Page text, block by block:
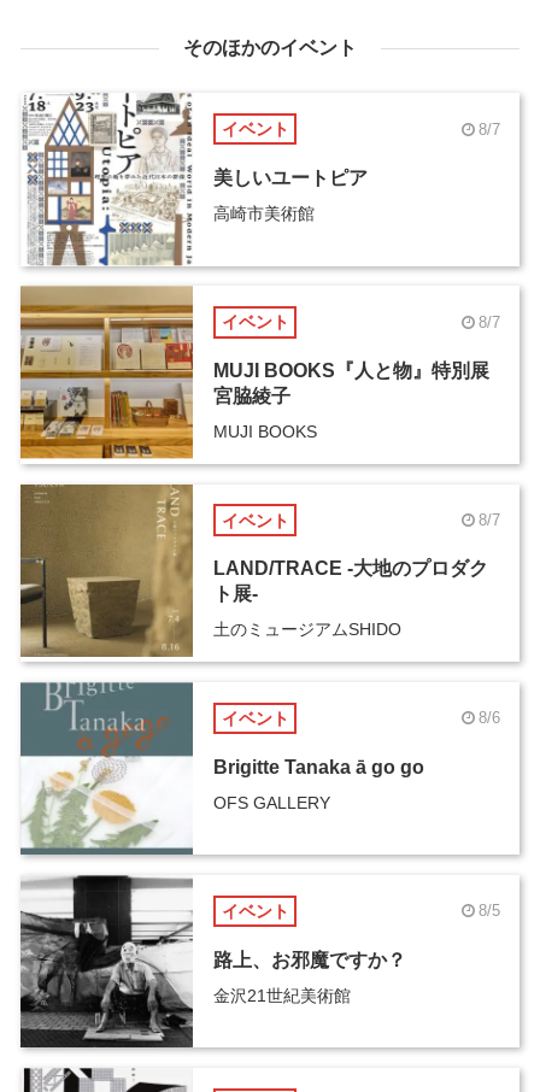
そのほかのイベント
イベント 8/7
美しいユートピア
高崎市美術館
イベント 8/7
MUJI BOOKS『人と物』特別展
宮脇綾子
MUJI BOOKS
イベント 8/7
LAND/TRACE -大地のプロダク
ト展-
土のミュージアムSHIDO
イベント 8/6
Brigitte Tanaka ā go go
OFS GALLERY
イベント 8/5
路上、お邪魔ですか？
金沢21世紀美術館